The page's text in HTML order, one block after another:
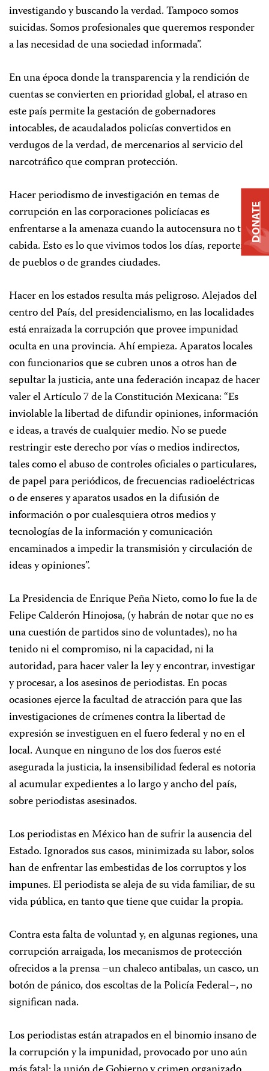
investigando y buscando la verdad. Tampoco somos
suicidas. Somos profesionales que queremos responder
a las necesidad de una sociedad informada”.
En una época donde la transparencia y la rendición de
cuentas se convierten en prioridad global, el atraso en
este país permite la gestación de gobernadores
intocables, de acaudalados policías convertidos en
verdugos de la verdad, de mercenarios al servicio del
narcotráfico que compran protección.
Hacer periodismo de investigación en temas de
corrupción en las corporaciones policíacas es
enfrentarse a la amenaza cuando la autocensura no tiene
cabida. Esto es lo que vivimos todos los días, reporteros
de pueblos o de grandes ciudades.
Hacer en los estados resulta más peligroso. Alejados del
centro del País, del presidencialismo, en las localidades
está enraizada la corrupción que provee impunidad
oculta en una provincia. Ahí empieza. Aparatos locales
con funcionarios que se cubren unos a otros han de
sepultar la justicia, ante una federación incapaz de hacer
valer el Artículo 7 de la Constitución Mexicana: “Es
inviolable la libertad de difundir opiniones, información
e ideas, a través de cualquier medio. No se puede
restringir este derecho por vías o medios indirectos,
tales como el abuso de controles oficiales o particulares,
de papel para periódicos, de frecuencias radioeléctricas
o de enseres y aparatos usados en la difusión de
información o por cualesquiera otros medios y
tecnologías de la información y comunicación
encaminados a impedir la transmisión y circulación de
ideas y opiniones”.
La Presidencia de Enrique Peña Nieto, como lo fue la de
Felipe Calderón Hinojosa, (y habrán de notar que no es
una cuestión de partidos sino de voluntades), no ha
tenido ni el compromiso, ni la capacidad, ni la
autoridad, para hacer valer la ley y encontrar, investigar
y procesar, a los asesinos de periodistas. En pocas
ocasiones ejerce la facultad de atracción para que las
investigaciones de crímenes contra la libertad de
expresión se investiguen en el fuero federal y no en el
local. Aunque en ninguno de los dos fueros esté
asegurada la justicia, la insensibilidad federal es notoria
al acumular expedientes a lo largo y ancho del país,
sobre periodistas asesinados.
Los periodistas en México han de sufrir la ausencia del
Estado. Ignorados sus casos, minimizada su labor, solos
han de enfrentar las embestidas de los corruptos y los
impunes. El periodista se aleja de su vida familiar, de su
vida pública, en tanto que tiene que cuidar la propia.
Contra esta falta de voluntad y, en algunas regiones, una
corrupción arraigada, los mecanismos de protección
ofrecidos a la prensa –un chaleco antibalas, un casco, un
botón de pánico, dos escoltas de la Policía Federal–, no
significan nada.
Los periodistas están atrapados en el binomio insano de
la corrupción y la impunidad, provocado por uno aún
DONATE